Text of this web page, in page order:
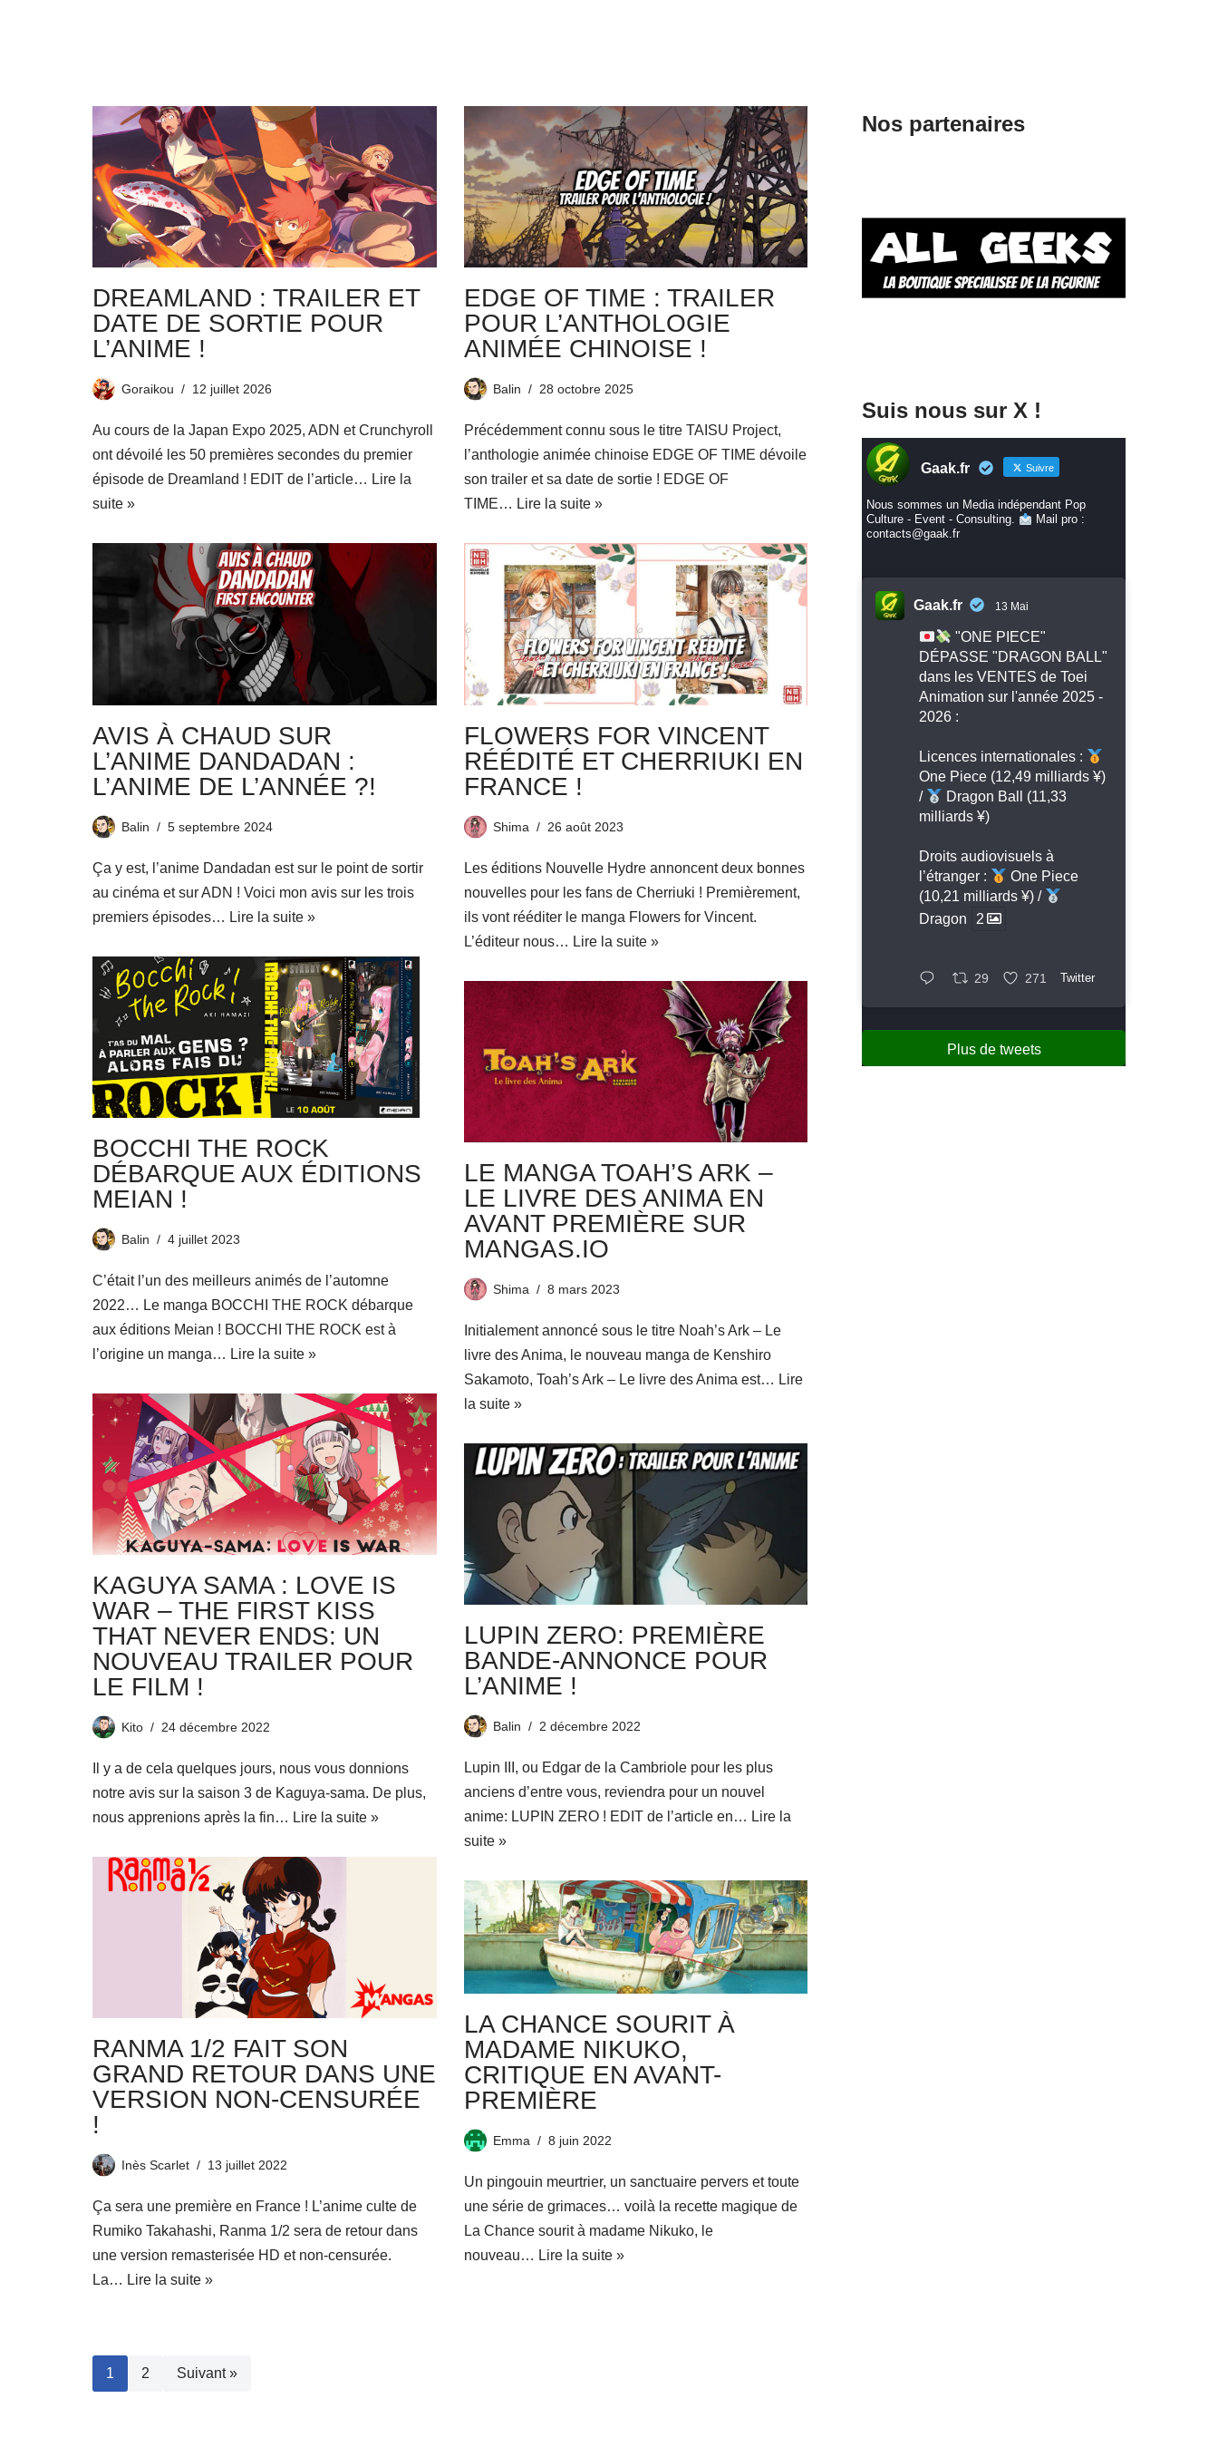
DREAMLAND : TRAILER ET
DATE DE SORTIE POUR
L’ANIME !
Goraikou 12 juillet 2026
Au cours de la Japan Expo 2025, ADN et Crunchyroll
ont dévoilé les 50 premières secondes du premier
épisode de Dreamland ! EDIT de l’article… Lire la
suite »
EDGE OF TIME : TRAILER
POUR L’ANTHOLOGIE
ANIMÉE CHINOISE !
Balin 28 octobre 2025
Précédemment connu sous le titre TAISU Project,
l’anthologie animée chinoise EDGE OF TIME dévoile
son trailer et sa date de sortie ! EDGE OF
TIME… Lire la suite »
AVIS À CHAUD SUR
L’ANIME DANDADAN :
L’ANIME DE L’ANNÉE ?!
Balin 5 septembre 2024
Ça y est, l’anime Dandadan est sur le point de sortir
au cinéma et sur ADN ! Voici mon avis sur les trois
premiers épisodes… Lire la suite »
FLOWERS FOR VINCENT
RÉÉDITÉ ET CHERRIUKI EN
FRANCE !
Shima 26 août 2023
Les éditions Nouvelle Hydre annoncent deux bonnes
nouvelles pour les fans de Cherriuki ! Premièrement,
ils vont rééditer le manga Flowers for Vincent.
L’éditeur nous… Lire la suite »
BOCCHI THE ROCK
DÉBARQUE AUX ÉDITIONS
MEIAN !
Balin 4 juillet 2023
C’était l’un des meilleurs animés de l’automne
2022… Le manga BOCCHI THE ROCK débarque
aux éditions Meian ! BOCCHI THE ROCK est à
l’origine un manga… Lire la suite »
LE MANGA TOAH’S ARK –
LE LIVRE DES ANIMA EN
AVANT PREMIÈRE SUR
MANGAS.IO
Shima 8 mars 2023
Initialement annoncé sous le titre Noah’s Ark – Le
livre des Anima, le nouveau manga de Kenshiro
Sakamoto, Toah’s Ark – Le livre des Anima est… Lire
la suite »
KAGUYA SAMA : LOVE IS
WAR – THE FIRST KISS
THAT NEVER ENDS: UN
NOUVEAU TRAILER POUR
LE FILM !
Kito 24 décembre 2022
Il y a de cela quelques jours, nous vous donnions
notre avis sur la saison 3 de Kaguya-sama. De plus,
nous apprenions après la fin… Lire la suite »
LUPIN ZERO: PREMIÈRE
BANDE-ANNONCE POUR
L’ANIME !
Balin 2 décembre 2022
Lupin III, ou Edgar de la Cambriole pour les plus
anciens d’entre vous, reviendra pour un nouvel
anime: LUPIN ZERO ! EDIT de l’article en… Lire la
suite »
RANMA 1/2 FAIT SON
GRAND RETOUR DANS UNE
VERSION NON-CENSURÉE
!
Inès Scarlet 13 juillet 2022
Ça sera une première en France ! L’anime culte de
Rumiko Takahashi, Ranma 1/2 sera de retour dans
une version remasterisée HD et non-censurée.
La… Lire la suite »
LA CHANCE SOURIT À
MADAME NIKUKO,
CRITIQUE EN AVANT-
PREMIÈRE
Emma 8 juin 2022
Un pingouin meurtrier, un sanctuaire pervers et toute
une série de grimaces… voilà la recette magique de
La Chance sourit à madame Nikuko, le
nouveau… Lire la suite »
1 2 Suivant »
Nos partenaires
Suis nous sur X !
Gaak.fr Suivre
Nous sommes un Media indépendant Pop
Culture - Event - Consulting.
Mail pro :
contacts@gaak.fr
Gaak.fr 13 Mai
"ONE PIECE"
DÉPASSE "DRAGON BALL"
dans les VENTES de Toei
Animation sur l'année 2025 -
2026 :
Licences internationales :
One Piece (12,49 milliards ¥)
/
Dragon Ball (11,33
milliards ¥)
Droits audiovisuels à
l’étranger :
One Piece
(10,21 milliards ¥) /
Dragon
2
29 271 Twitter
Plus de tweets